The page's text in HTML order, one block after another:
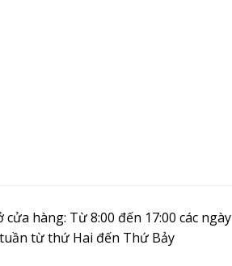
cửa hàng: Từ 8:00 đến 17:00 các ngày
từ thứ Hai đến Thứ Bảy